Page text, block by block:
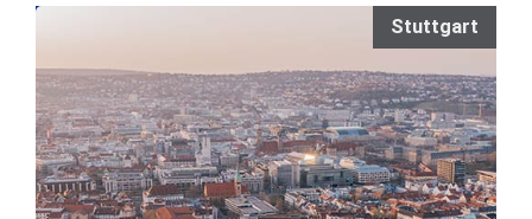
Stuttgart